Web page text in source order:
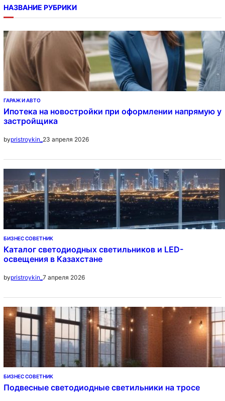
НАЗВАНИЕ РУБРИКИ
ГАРАЖ И АВТО
Ипотека на новостройки при оформлении напрямую у
застройщика
bypristroykin_ 23 апреля 2026
БИЗНЕС СОВЕТНИК
Каталог светодиодных светильников и LED-
освещения в Казахстане
bypristroykin_ 7 апреля 2026
БИЗНЕС СОВЕТНИК
Подвесные светодиодные светильники на тросе